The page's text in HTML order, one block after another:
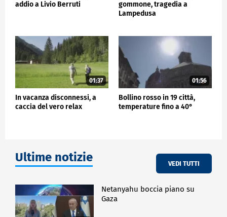
addio a Livio Berruti
gommone, tragedia a
Lampedusa
01:37
In vacanza disconnessi, a
caccia del vero relax
01:56
Bollino rosso in 19 città,
temperature fino a 40°
Ultime notizie VEDI TUTTI
Netanyahu boccia piano su
Gaza